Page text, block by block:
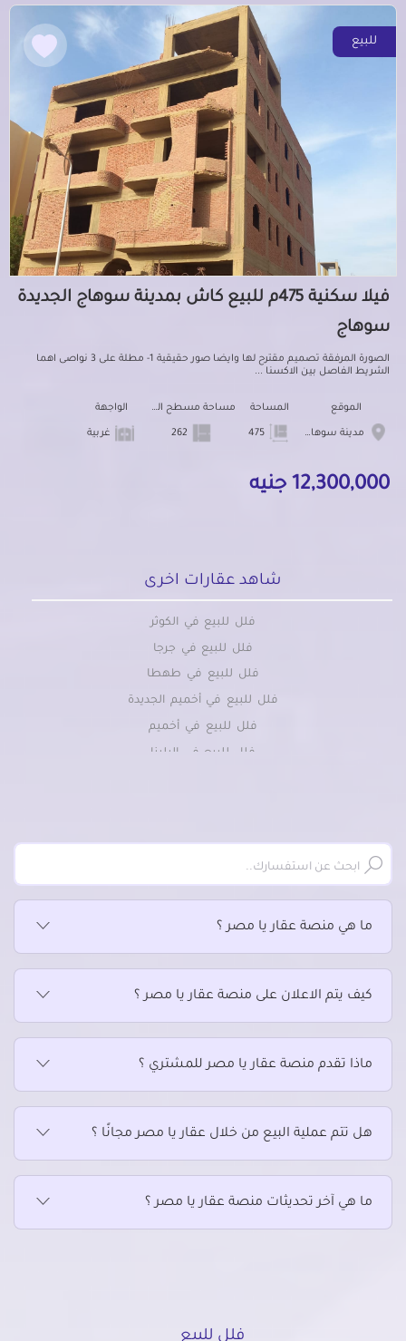
للبيع
فيلا سكنية 475م للبيع كاش بمدينة سوهاج الجديدة
سوهاج
الصورة المرفقة تصميم مقترح لها وايضا صور حقيقية 1- مطلة على 3 نواصى اهما
الشريط الفاصل بين الاكسنا ...
الموقع
مدينة سوهاج الجديدة
المساحة مساحة مسطح البناء الواجهة
غربية
12,300,000 جنيه
شاهد عقارات اخرى
فلل للبيع في الكوثر
فلل للبيع في جرجا
فلل للبيع في طهطا
فلل للبيع في أخميم الجديدة
فلل للبيع في أخميم
فلل للبيع في البلينا
فلل للبيع في دار السلام
فلل للبيع في مركز سوهاج
ما هي منصة عقار يا مصر ؟
كيف يتم الاعلان على منصة عقار يا مصر ؟
ماذا تقدم منصة عقار يا مصر للمشتري ؟
هل تتم عملية البيع من خلال عقار يا مصر مجانًا ؟
ما هي آخر تحديثات منصة عقار يا مصر ؟
فلل للبيع